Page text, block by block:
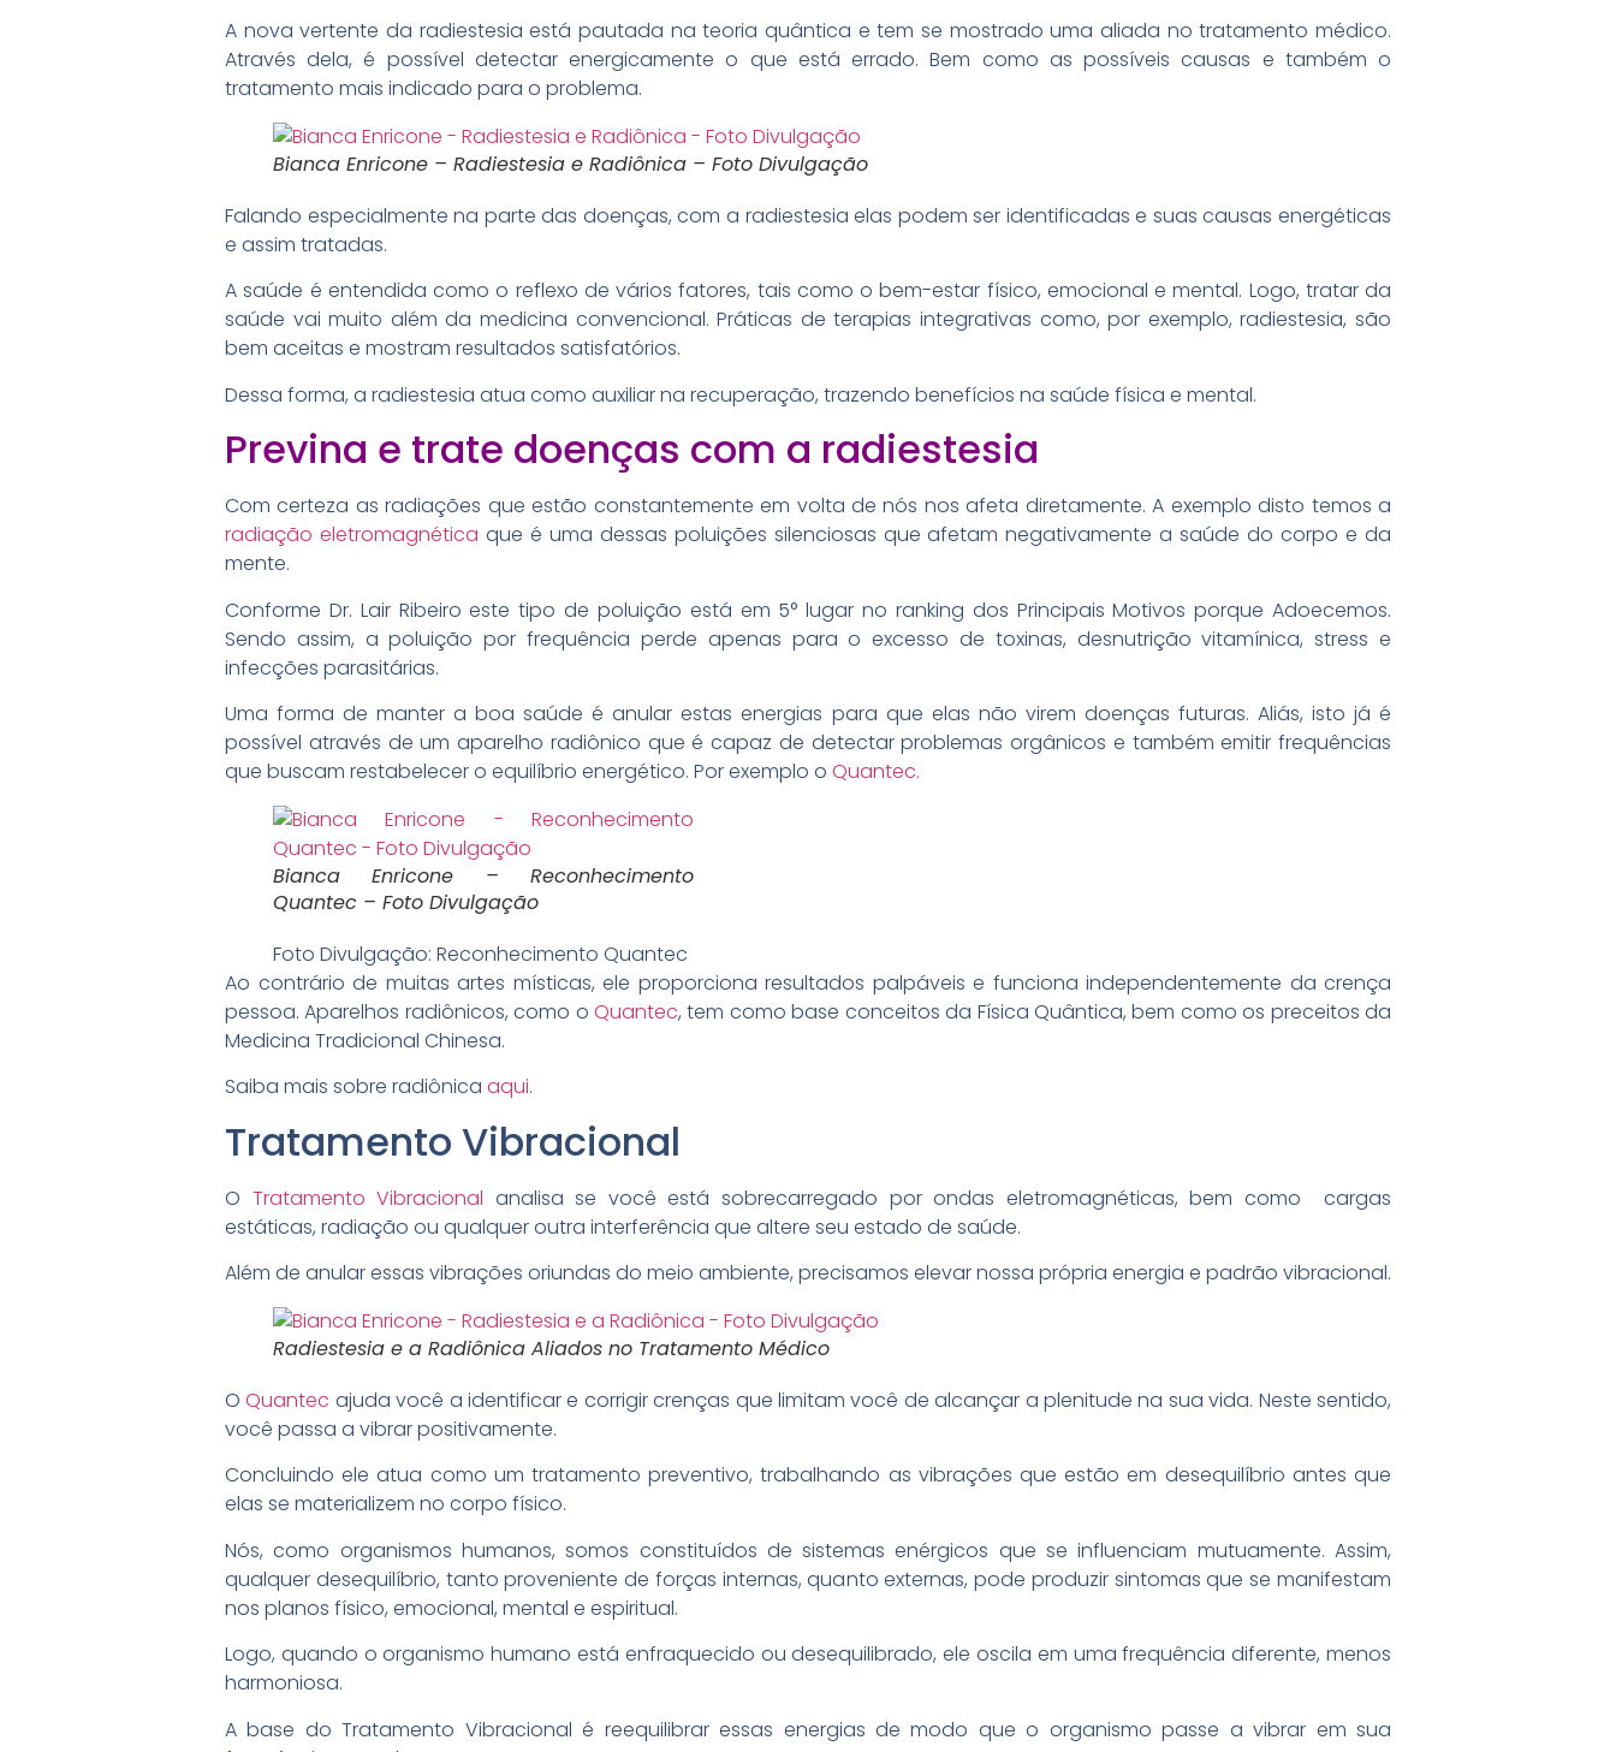
A nova vertente da radiestesia está pautada na teoria quântica e tem se mostrado uma aliada no tratamento médico.
Através dela, é possível detectar energicamente o que está errado. Bem como as possíveis causas e também o
tratamento mais indicado para o problema.
Bianca Enricone – Radiestesia e Radiônica – Foto Divulgação
Falando especialmente na parte das doenças, com a radiestesia elas podem ser identificadas e suas causas energéticas
e assim tratadas.
A saúde é entendida como o reflexo de vários fatores, tais como o bem-estar físico, emocional e mental. Logo, tratar da
saúde vai muito além da medicina convencional. Práticas de terapias integrativas como, por exemplo, radiestesia, são
bem aceitas e mostram resultados satisfatórios.
Dessa forma, a radiestesia atua como auxiliar na recuperação, trazendo benefícios na saúde física e mental.
Previna e trate doenças com a radiestesia
Com certeza as radiações que estão constantemente em volta de nós nos afeta diretamente. A exemplo disto temos a
radiação eletromagnética que é uma dessas poluições silenciosas que afetam negativamente a saúde do corpo e da
mente.
Conforme Dr. Lair Ribeiro este tipo de poluição está em 5° lugar no ranking dos Principais Motivos porque Adoecemos.
Sendo assim, a poluição por frequência perde apenas para o excesso de toxinas, desnutrição vitamínica, stress e
infecções parasitárias.
Uma forma de manter a boa saúde é anular estas energias para que elas não virem doenças futuras. Aliás, isto já é
possível através de um aparelho radiônico que é capaz de detectar problemas orgânicos e também emitir frequências
que buscam restabelecer o equilíbrio energético. Por exemplo o Quantec.
Bianca Enricone – Reconhecimento
Quantec – Foto Divulgação
Foto Divulgação: Reconhecimento Quantec
Ao contrário de muitas artes místicas, ele proporciona resultados palpáveis e funciona independentemente da crença
pessoa. Aparelhos radiônicos, como oQuantec, tem como base conceitos da Física Quântica, bem como os preceitos da
Medicina Tradicional Chinesa.
Saiba mais sobre radiônica aqui.
Tratamento Vibracional
O Tratamento Vibracional analisa se você está sobrecarregado por ondas eletromagnéticas, bem como cargas
estáticas, radiação ou qualquer outra interferência que altere seu estado de saúde.
Além de anular essas vibrações oriundas do meio ambiente, precisamos elevar nossa própria energia e padrão vibracional.
Radiestesia e a Radiônica Aliados no Tratamento Médico
OQuantec ajuda você a identificar e corrigir crenças que limitam você de alcançar a plenitude na sua vida. Neste sentido,
você passa a vibrar positivamente.
Concluindo ele atua como um tratamento preventivo, trabalhando as vibrações que estão em desequilíbrio antes que
elas se materializem no corpo físico.
Nós, como organismos humanos, somos constituídos de sistemas enérgicos que se influenciam mutuamente. Assim,
qualquer desequilíbrio, tanto proveniente de forças internas, quanto externas, pode produzir sintomas que se manifestam
nos planos físico, emocional, mental e espiritual.
Logo, quando o organismo humano está enfraquecido ou desequilibrado, ele oscila em uma frequência diferente, menos
harmoniosa.
A base do Tratamento Vibracional é reequilibrar essas energias de modo que o organismo passe a vibrar em sua